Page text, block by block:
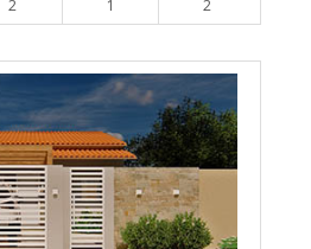
2 1 2